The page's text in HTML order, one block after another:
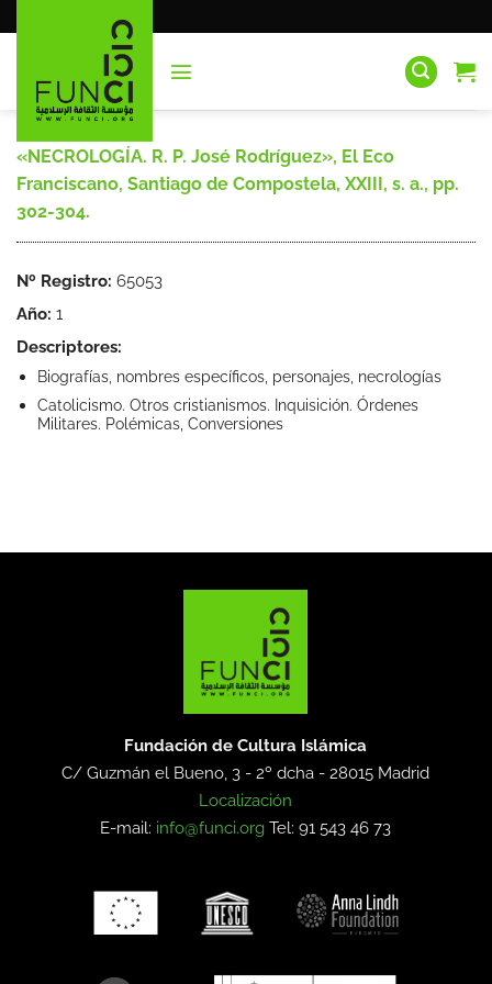
al
«NECROLOGÍA. R. P. José Rodríguez», El Eco
Franciscano, Santiago de Compostela, XXIII, s. a., pp.
302-304.
Nº Registro: 65053
Año: 1
Descriptores:
Biografías, nombres específicos, personajes, necrologías
Catolicismo. Otros cristianismos. Inquisición. Órdenes
Militares. Polémicas, Conversiones
Fundación de Cultura Islámica
C/ Guzmán el Bueno, 3 - 2º dcha -28015 Madrid
Localización
E-mail: info@funci.org Tel: 91 543 46 73